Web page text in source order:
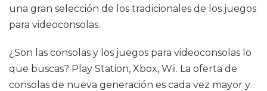
una gran selección de los tradicionales de los juegos
para videoconsolas.
¿Son las consolas y los juegos para videoconsolas lo
que buscas? Play Station, Xbox, Wii. La oferta de
consolas de nueva generación es cada vez mayor y